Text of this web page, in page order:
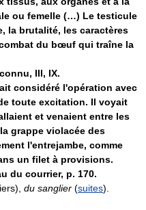
ou femelle (…) Le testicule
la brutalité, les caractères
du bœuf qui traîne la
III, IX.
considéré l'opération avec
toute excitation. Il voyait
et venaient entre les
grappe violacée des
l'entrejambe, comme
un filet à provisions.
du courrier, p. 170.
du sanglier (suites).